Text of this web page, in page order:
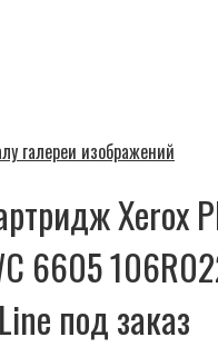
галереи изображений
Xerox
6605
под заказ